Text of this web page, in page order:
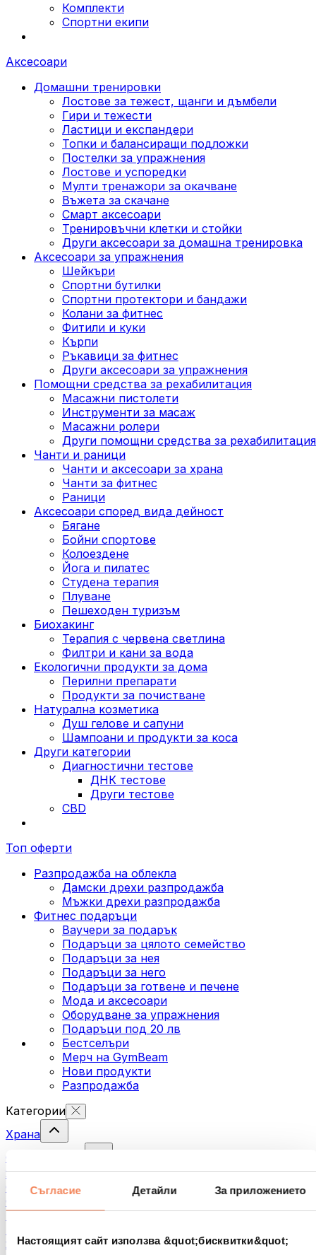
Съгласие Детайли За приложението
Настоящият сайт използва &quot;бисквитки&quot;
Комплекти
Спортни екипи
Аксесоари
Домашни тренировки
Лостове за тежест, щанги и дъмбели
Гири и тежести
Ластици и експандери
Топки и балансиращи подложки
Постелки за упражнения
Лостове и успоредки
Мулти тренажори за окачване
Въжета за скачане
Смарт аксесоари
Тренировъчни клетки и стойки
Други аксесоари за домашна тренировка
Аксесоари за упражнения
Шейкъри
Спортни бутилки
Спортни протектори и бандажи
Колани за фитнес
Фитили и куки
Кърпи
Ръкавици за фитнес
Други аксесоари за упражнения
Помощни средства за рехабилитация
Масажни пистолети
Инструменти за масаж
Масажни ролери
Други помощни средства за рехабилитация
Чанти и раници
Чанти и аксесоари за храна
Чанти за фитнес
Раници
Аксесоари според вида дейност
Бягане
Бойни спортове
Колоездене
Йога и пилатес
Студена терапия
Плуване
Пешеходен туризъм
Биохакинг
Терапия с червена светлина
Филтри и кани за вода
Екологични продукти за дома
Перилни препарати
Продукти за почистване
Натурална козметика
Душ гелове и сапуни
Шампоани и продукти за коса
Други категории
Диагностични тестове
ДНК тестове
Други тестове
CBD
Топ оферти
Разпродажба на облекла
Дамски дрехи разпродажба
Мъжки дрехи разпродажба
Фитнес подаръци
Ваучери за подарък
Подаръци за цялото семейство
Подаръци за нея
Подаръци за него
Подаръци за готвене и печене
Мода и аксесоари
Оборудване за упражнения
Подаръци под 20 лв
Бестселъри
Мерч на GymBeam
Нови продукти
Разпродажба
Категории
Храна
Фитнес храна
Ядки
Семена
Спредове и кремове за мазане
Риба
Яйца